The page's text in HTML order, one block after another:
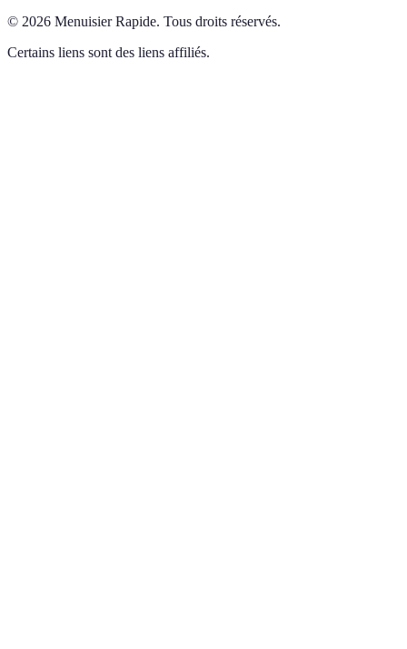
© 2026 Menuisier Rapide. Tous droits réservés.
Certains liens sont des liens affiliés.